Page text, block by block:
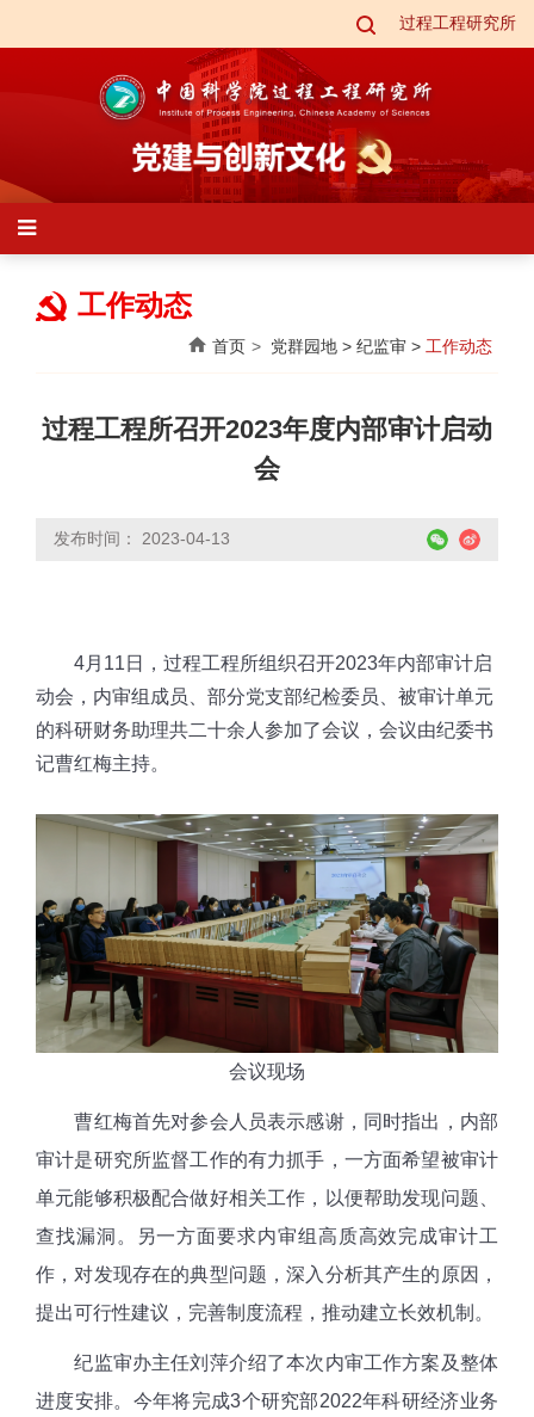
过程工程研究所
工作动态
首页 党群园地 > 纪监审 > 工作动态
过程工程所召开2023年度内部审计启动
会
发布时间： 2023-04-13
4月 11 日，过程工程所组织召开2023年内部审计启
动会，内审组成员、部分党支部纪检委员、被审计单元
的科研财务助理共二十余人参加了会议，会议由纪委书
记曹红梅主持。
会议现场
曹红梅首先对参会人员表示感谢，同时指出，内部
审计是研究所监督工作的有力抓手，一方面希望被审计
单元能够积极配合做好相关工作，以便帮助发现问题、
查找漏洞。另一方面要求内审组高质高效完成审计工
作，对发现存在的典型问题，深入分析其产生的原因，
提出可行性建议，完善制度流程，推动建立长效机制。
纪监审办主任刘萍介绍了本次内审工作方案及整体
进度安排。今年将完成3个研究部2022年科研经济业务